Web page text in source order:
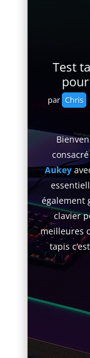
Bons
par Chris
Cet
produits
Amazon
mettre
fin que
sur
de